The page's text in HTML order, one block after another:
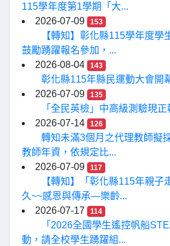
115學年度第1學期「大...
2026-07-09
153
【轉知】彰化縣115學年度學
鼓勵踴躍報名參加，...
2026-08-04
143
彰化縣115年縣民運動大會開
2026-07-09
135
「全民英檢」中高級測驗現正
2026-07-14
126
轉知未滿3個月之代理教師擬
教師年資，依規定比...
2026-07-09
117
【轉知】「彰化縣115年親子
久~~感恩與傳承—樂齡...
2026-07-17
114
「2026全國學生遙控帆船
動，請全校學生踴躍組...